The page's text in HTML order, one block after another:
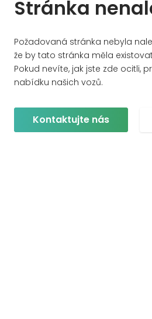
Stránka
Požadovaná stránka nebyla
že by tato stránka měla
Pokud nevíte, jak jste zde ocitli,
nabídku našich vozů.
Kontaktujte nás